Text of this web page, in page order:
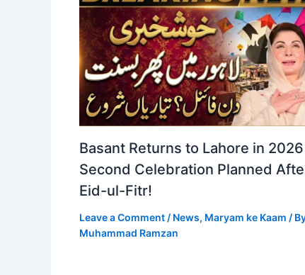
Basant Returns to Lahore in 2026
Second Celebration Planned
Eid-ul-Fitr!
Leave a Comment / News, Maryam ke Kaam /
Muhammad Ramzan